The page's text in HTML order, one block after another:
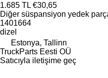
1.685 TL €30,65
Diğer süspansiyon yedek
1401664
dizel
Estonya, Tallinn
TruckParts Eesti OÜ
Satıcıyla iletişime geç